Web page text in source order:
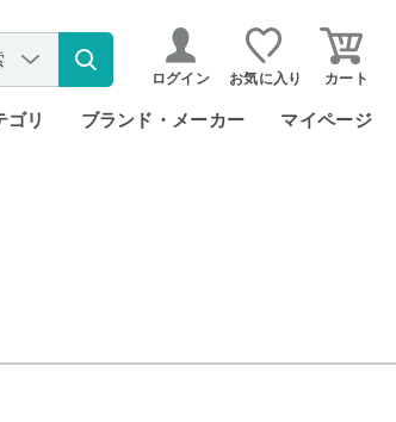
ログイン お気に入り カート
ゴリ ブランド・メーカー マイページ